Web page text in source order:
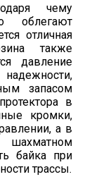
чему
облегают
отличная
также
давление
запасом
в
кромки,
а в
шахматном
байка при
трассы.